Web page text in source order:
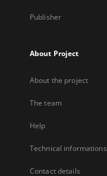
Publisher
About Project
About the project
The team
Help
Technical informations
Contact details